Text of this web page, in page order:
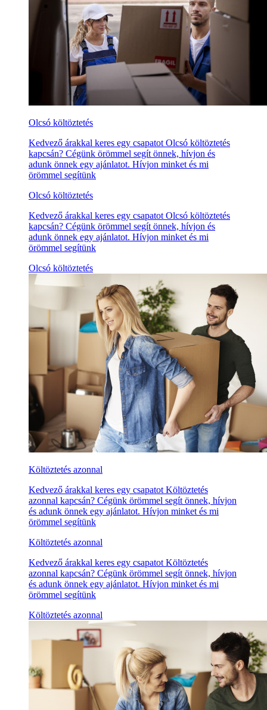
Olcsó költöztetés
Kedvező árakkal keres egy csapatot Olcsó költöztetés
kapcsán? Cégünk örömmel segít önnek, hívjon és
adunk önnek egy ajánlatot. Hívjon minket és mi
örömmel segítünk
Olcsó költöztetés
Kedvező árakkal keres egy csapatot Olcsó költöztetés
kapcsán? Cégünk örömmel segít önnek, hívjon és
adunk önnek egy ajánlatot. Hívjon minket és mi
örömmel segítünk
Olcsó költöztetés
Költöztetés azonnal
Kedvező árakkal keres egy csapatot Költöztetés
azonnal kapcsán? Cégünk örömmel segít önnek, hívjon
és adunk önnek egy ajánlatot. Hívjon minket és mi
örömmel segítünk
Költöztetés azonnal
Kedvező árakkal keres egy csapatot Költöztetés
azonnal kapcsán? Cégünk örömmel segít önnek, hívjon
és adunk önnek egy ajánlatot. Hívjon minket és mi
örömmel segítünk
Költöztetés azonnal